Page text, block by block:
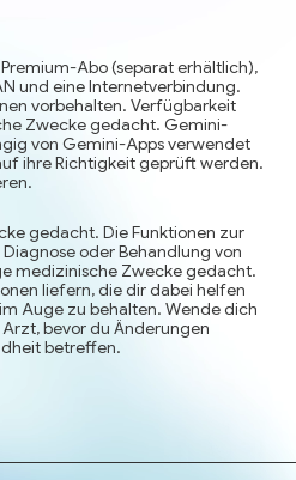
Abo (separat erhältlich),
und eine Internetverbindung.
vorbehalten. Verfügbarkeit
Zwecke gedacht. Gemini-
von Gemini-Apps verwendet
ihre Richtigkeit geprüft werden.
gedacht. Die Funktionen zur
oder Behandlung von
medizinische Zwecke gedacht.
liefern, die dir dabei helfen
Auge zu behalten. Wende dich
bevor du Änderungen
betreffen.